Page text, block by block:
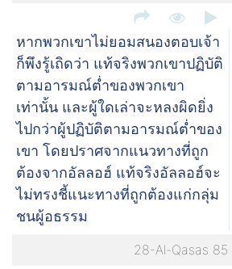
หากพวกเขาไม่ยอมสนองตอบเจ้า
ก็พึงรู้เถิดว่า แท้จริงพวกเขาปฏิบัติ
ตามอารมณ์ต่ำของพวกเขา
เท่านั้น และผู้ใดเล่าจะหลงผิดยิ่ง
ไปกว่าผู้ปฏิบัติตามอารมณ์ต่ำของ
เขา โดยปราศจากแนวทางที่ถูก
ต้องจากอัลลอฮ์ แท้จริงอัลลอฮ์จะ
ไม่ทรงชี้แนะทางที่ถูกต้องแก่กลุ่ม
ชนผู้อธรรม
28-Al-Qasas 85